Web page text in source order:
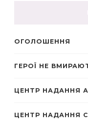
ОГОЛОШЕННЯ
ГЕРОЇ НЕ
ЦЕНТР НАДАННЯ
ЦЕНТР НАДАННЯ